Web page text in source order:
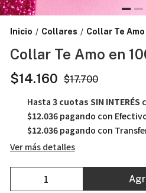
Inicio / Collares / Collar Te
Collar Te Amo en
$14.160 $17.700
Hasta 3 cuotas SIN INTERÉS
$12.036pagando con
$12.036pagando con
Ver más detalles